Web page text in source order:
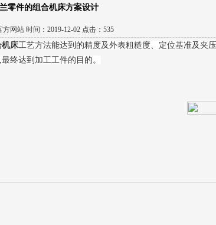
零件的组合机床方案设计
网站 时间：2019-12-02 点击：535
床工艺方法能达到的精度及外表粗糙度、定位基准及夹
终达到加工工件的目的。